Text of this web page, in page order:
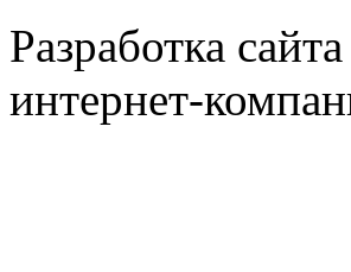
Разработка
интернет-